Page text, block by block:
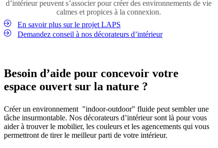
help create a relaxed and welcoming outdoor living space.
Découvrir les vases
d’intérieur peuvent s’associer pour créer des environnements de vie
calmes et propices à la connexion.
En savoir plus sur le projet LAPS
Demandez conseil à nos décorateurs d’intérieur
Besoin d’aide pour concevoir votre
espace ouvert sur la nature ?
Créer un environnement "indoor-outdoor" fluide peut sembler une
tâche insurmontable. Nos décorateurs d’intérieur sont là pour vous
aider à trouver le mobilier, les couleurs et les agencements qui vous
permettront de tirer le meilleur parti de votre intérieur.